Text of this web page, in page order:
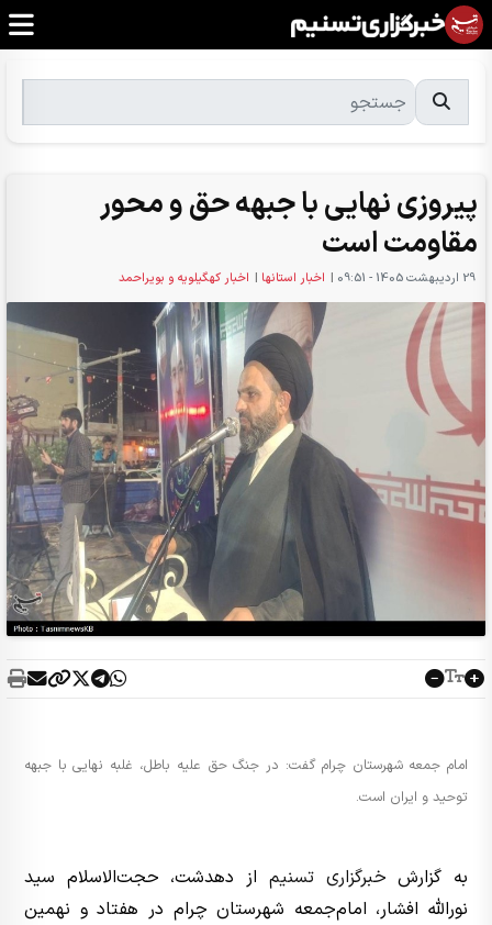
پیروزی نهایی با جبهه حق و محور
مقاومت است
29 ارديبهشت 1405 - 09:51 | اخبار استانها | اخبار کهگیلویه و بویراحمد
امام‌ جمعه شهرستان چرام گفت: در جنگ حق علیه باطل، غلبه نهایی با جبهه
توحید و ایران است.
به گزارش خبرگزاری تسنیم از دهدشت، حجت‌الاسلام سید
نورالله افشار، امام‌جمعه شهرستان چرام در هفتاد و نهمین